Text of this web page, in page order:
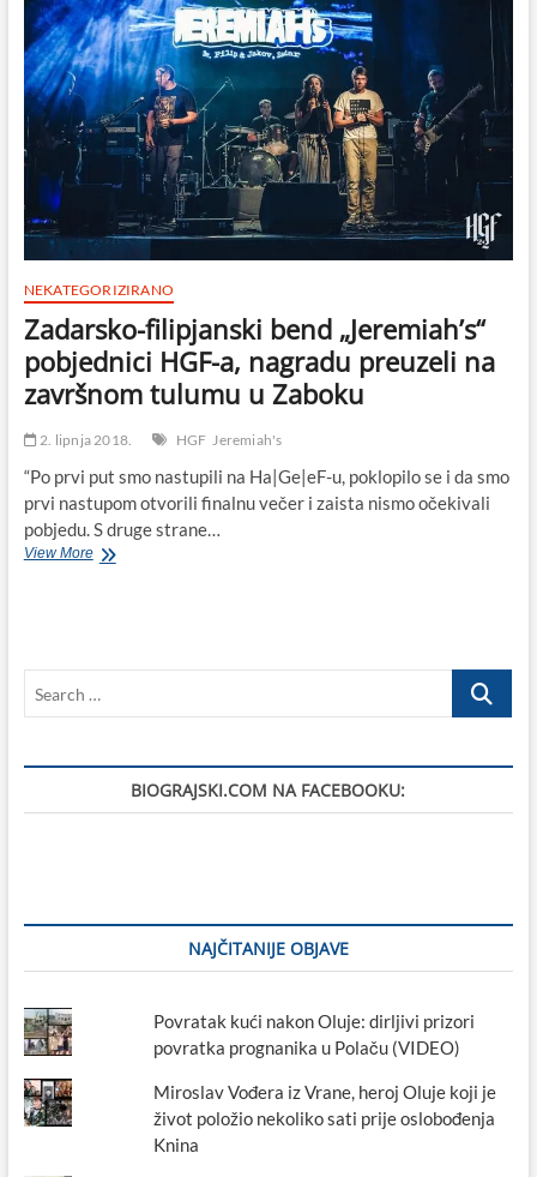
NEKATEGORIZIRANO
Zadarsko-filipjanski bend „Jeremiah’s“
pobjednici HGF-a, nagradu preuzeli na
završnom tulumu u Zaboku
2. lipnja 2018. HGF Jeremiah's
“Po prvi put smo nastupili na Ha|Ge|eF-u, poklopilo se i da smo
prvi nastupom otvorili finalnu večer i zaista nismo očekivali
pobjedu. S druge strane…
View MoreZadarsko-
nagradu
završnom
tulumu
u
Search
BIOGRAJSKI.COM NA FACEBOOKU:
NAJČITANIJE OBJAVE
Povratak kući nakon Oluje: dirljivi prizori
povratka prognanika u Polaču (VIDEO)
Miroslav Vođera iz Vrane, heroj Oluje koji je
život položio nekoliko sati prije oslobođenja
Knina